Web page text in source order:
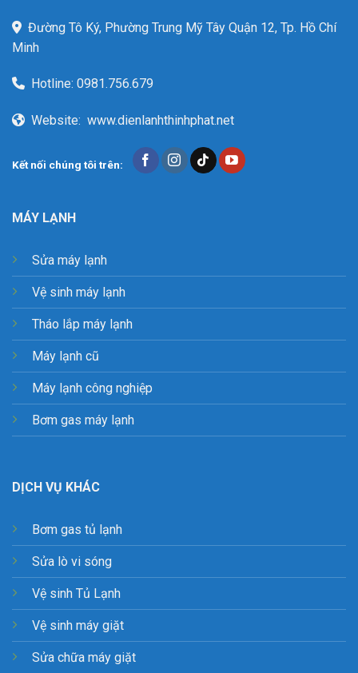
Đường Tô Ký, Phường Trung Mỹ Tây Quận 12, Tp. Hồ Chí
Minh
Hotline: 0981.756.679
Website: www.dienlanhthinhphat.net
Kết nối chúng tôi trên:
MÁY LẠNH
Sửa máy lạnh
Vệ sinh máy lạnh
Tháo lắp máy lạnh
Máy lạnh cũ
Máy lạnh công nghiệp
Bơm gas máy lạnh
DỊCH VỤ KHÁC
Bơm gas tủ lạnh
Sửa lò vi sóng
Vệ sinh Tủ Lạnh
Vệ sinh máy giặt
Sửa chữa máy giặt